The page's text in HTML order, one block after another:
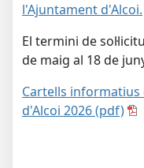
l'Ajuntament d'Alcoi.
El termini de
de maig al 18 de
Cartells informatius
d'Alcoi 2026 (pdf)